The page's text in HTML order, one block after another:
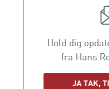
Hold dig
fra Hans
JA TAK,